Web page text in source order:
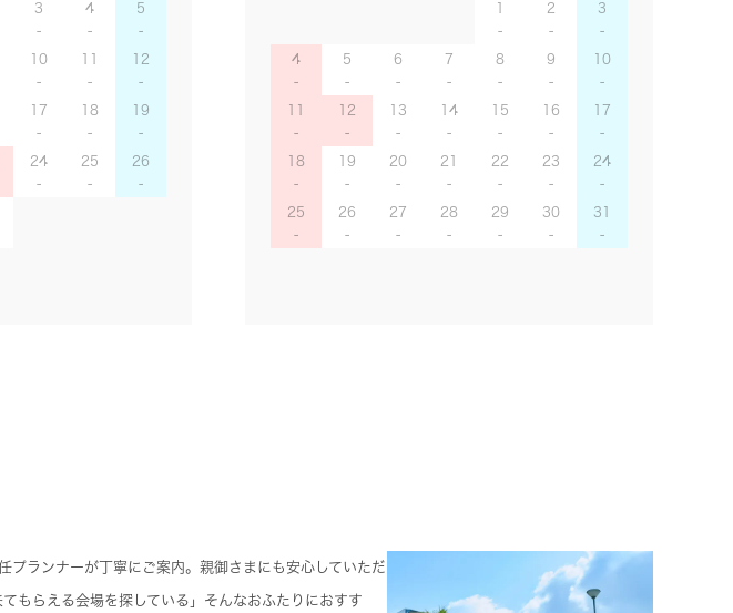
3 4 5
10 11 12
17 18 19
24 25 26
1 2 3
4 5 6 7 8 9 10
11 12 13 14 15 16 17
18 19 20 21 22 23 24
25 26 27 28 29 30 31
プランナーが丁寧にご案内。親御さまにも安心していただ
もらえる会場を探している」そんなおふたりにおすす